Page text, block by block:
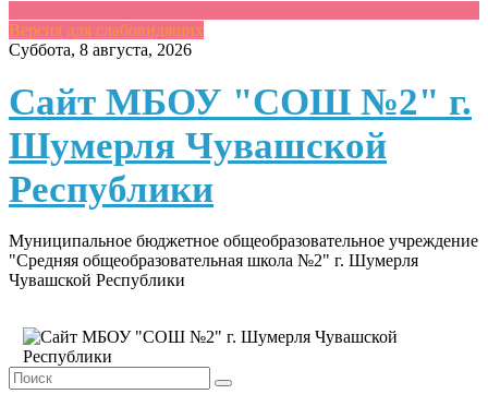
Версия для слабовидящих
Skip
content
Суббота, 8 августа, 2026
Сайт МБОУ "СОШ №2" г.
Шумерля Чувашской
Республики
Муниципальное бюджетное общеобразовательное учреждение
"Средняя общеобразовательная школа №2" г. Шумерля
Чувашской Республики